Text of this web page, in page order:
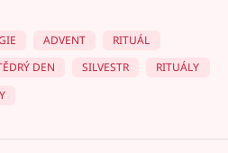
ADVENT
RITUÁL
DEN SILVESTR
RITUÁLY